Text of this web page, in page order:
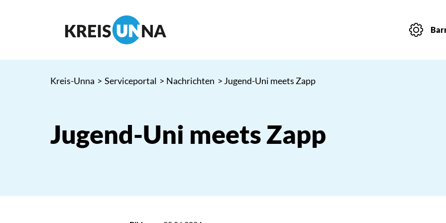
Kreis-Unna > Serviceportal > Nachrichten > Jugend-Uni meets Zapp
Jugend-Uni meets Zapp